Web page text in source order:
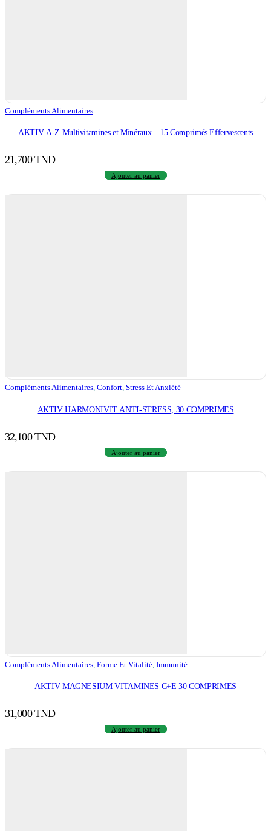
Compléments Alimentaires
AKTIV A-Z Multivitamines et Minéraux – 15 Comprimés Effervescents
21,700TND
Ajouter au panier
Compléments Alimentaires, Confort, Stress Et Anxiété
AKTIV HARMONIVIT ANTI-STRESS, 30 COMPRIMES
32,100TND
Ajouter au panier
Compléments Alimentaires Forme Et Vitalité Immunité
AKTIV MAGNESIUM VITAMINES C+E 30 COMPRIMES
31,000TND
Ajouter au panier